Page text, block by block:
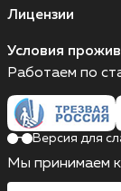
Лицензии
Условия
Работаем по
Версия для
Мы принимаем